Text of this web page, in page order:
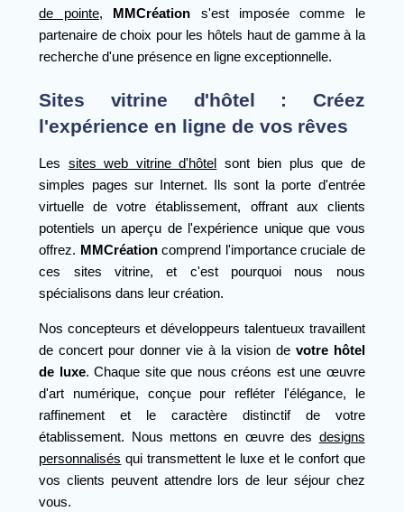
de pointe, MMCréation s'est imposée comme le
partenaire de choix pour les hôtels haut de gamme à la
recherche d'une présence en ligne exceptionnelle.
Sites vitrine d'hôtel : Créez
l'expérience en ligne de vos rêves
Les sites web vitrine d'hôtel sont bien plus que de
simples pages sur Internet. Ils sont la porte d'entrée
virtuelle de votre établissement, offrant aux clients
potentiels un aperçu de l'expérience unique que vous
offrez. MMCréationcomprend l'importance cruciale de
ces sites vitrine, et c'est pourquoi nous nous
spécialisons dans leur création.
Nos concepteurs et développeurs talentueux travaillent
de concert pour donner vie à la vision de votre hôtel
de luxe. Chaque site que nous créons est une œuvre
d'art numérique, conçue pour refléter l'élégance, le
raffinement et le caractère distinctif de votre
établissement. Nous mettons en œuvre des designs
personnalisés qui transmettent le luxe et le confort que
vos clients peuvent attendre lors de leur séjour chez
vous.